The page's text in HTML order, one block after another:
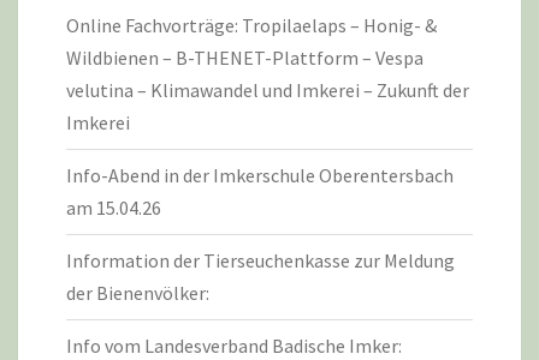
Online Fachvorträge: Tropilaelaps – Honig- &
Wildbienen – B-THENET-Plattform – Vespa
velutina – Klimawandel und Imkerei – Zukunft der
Imkerei
Info-Abend in der Imkerschule Oberentersbach
am 15.04.26
Information der Tierseuchenkasse zur Meldung
der Bienenvölker:
Info vom Landesverband Badische Imker: